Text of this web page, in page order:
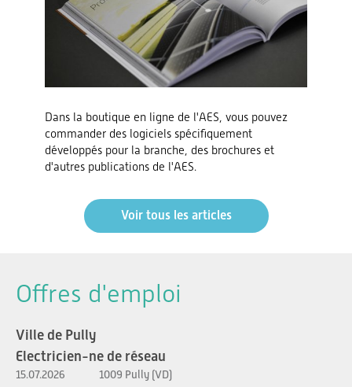
Dans la boutique en ligne de l'AES, vous pouvez
commander des logiciels spécifiquement
développés pour la branche, des brochures et
d'autres publications de l'AES.
Voir tous les articles
Offres d'emploi
Ville de Pully
Electricien-ne de réseau
15.07.2026 1009 Pully (VD)